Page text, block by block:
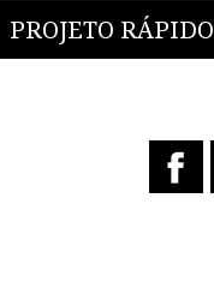
PROJETO RÁPIDO